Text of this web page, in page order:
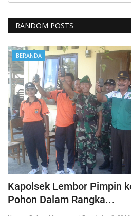
RANDOM POSTS
BERANDA
Kapolsek Lembor Pimpin
Pohon Dalam Rangka...